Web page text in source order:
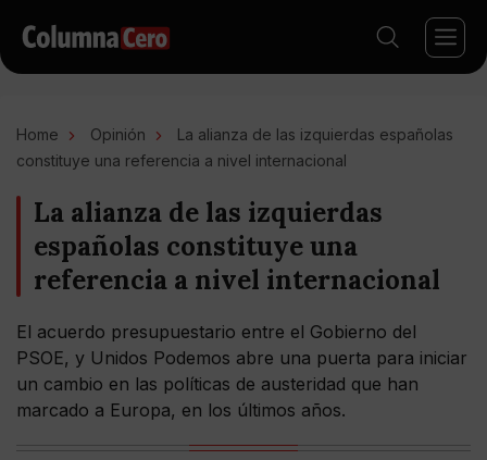
Home Opinión
La alianza de las izquierdas españolas
constituye una referencia a nivel internacional
La alianza de las izquierdas
españolas constituye una
referencia a nivel internacional
El acuerdo presupuestario entre el Gobierno del
PSOE, y Unidos Podemos abre una puerta para iniciar
un cambio en las políticas de austeridad que han
marcado a Europa, en los últimos años.